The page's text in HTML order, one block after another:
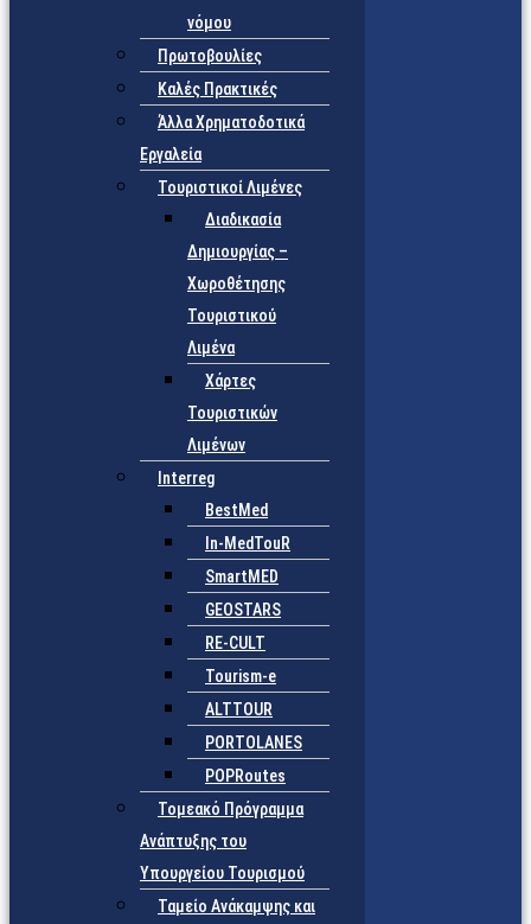
νόμου
Πρωτοβουλίες
Καλές Πρακτικές
Άλλα Χρηματοδοτικά
Εργαλεία
Τουριστικοί Λιμένες
Διαδικασία
Δημιουργίας –
Χωροθέτησης
Τουριστικού
Λιμένα
Χάρτες
Τουριστικών
Λιμένων
Interreg
BestMed
In-MedTouR
SmartMED
GEOSTARS
RE-CULT
Tourism-e
ALTTOUR
PORTOLANES
POPRoutes
Τομεακό Πρόγραμμα
Ανάπτυξης του
Υπουργείου Τουρισμού
Ταμείο Ανάκαμψης και